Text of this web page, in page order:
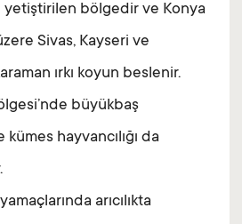
yetiştirilen bölgedir ve Konya
Sivas, Kayseri ve
ırkı koyun beslenir.
büyükbaş
kümes hayvancılığı da
arıcılıkta